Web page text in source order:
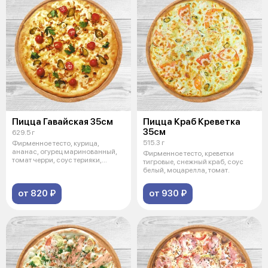
Пицца Гавайская 35см
629.5 г
Фирменное тесто, курица,
ананас, огурец маринованный,
томат черри, соус терияки,
от 820 ₽
Пицца Краб Креветка
35см
515.3 г
Фирменное тесто, креветки
тигровые, снежный краб, соус
белый, моцарелла, томат.
от 930 ₽